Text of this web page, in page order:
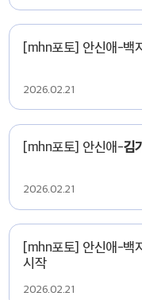
[mhn포토] 안신애-백
2026.02.21
[mhn포토] 안신애-김
2026.02.21
[mhn포토] 안신애-백
시작
2026.02.21